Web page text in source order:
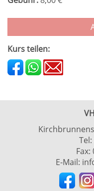
Kurs teilen:
Tel:
Fax:
E-Mail: